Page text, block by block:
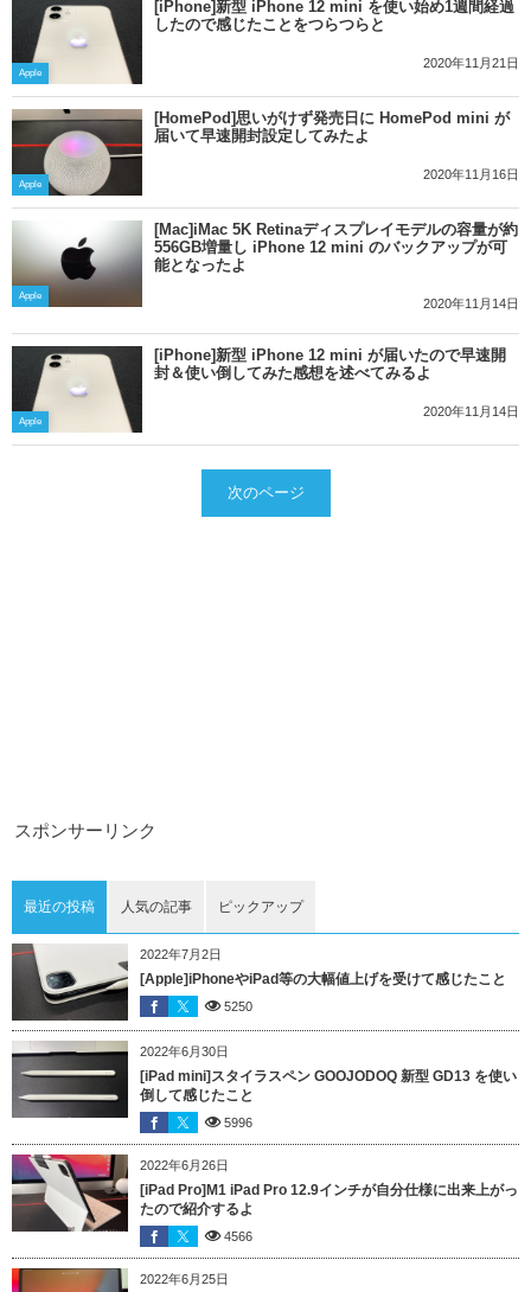
Apple
[iPhone]新型 iPhone 12 mini を使い始め1週間経過
したので感じたことをつらつらと
2020年11月21日
Apple
[HomePod]思いがけず発売日に HomePod mini が
届いて早速開封設定してみたよ
2020年11月16日
Apple
[Mac]iMac 5K Retinaディスプレイモデルの容量が約
556GB増量し iPhone 12 mini のバックアップが可
能となったよ
2020年11月14日
Apple
[iPhone]新型 iPhone 12 mini が届いたので早速開
封＆使い倒してみた感想を述べてみるよ
2020年11月14日
次のページ
スポンサーリンク
最近の投稿 人気の記事 ピックアップ
2022年7月2日
[Apple]iPhoneやiPad等の大幅値上げを受けて感じたこと
5250
2022年6月30日
[iPad mini]スタイラスペン GOOJODOQ 新型 GD13 を使い
倒して感じたこと
5996
2022年6月26日
[iPad Pro]M1 iPad Pro 12.9インチが自分仕様に出来上がっ
たので紹介するよ
4566
2022年6月25日